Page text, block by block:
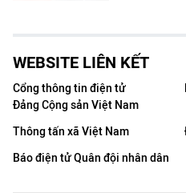
WEBSITE LIÊN KẾT
Cổng thông tin điện tử
Đảng Cộng sản Việt Nam
Thông tấn xã Việt Nam
Báo điện tử Quân đội nhân dân